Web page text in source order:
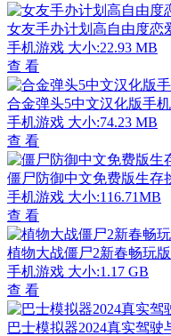
女友手办计划高自由度恋
手机游戏 大小:22.93 MB
查 看
合金弹头5中文汉化版手
手机游戏 大小:74.23 MB
查 看
僵尸防御中文免费版生存
手机游戏 大小:116.71MB
查 看
植物大战僵尸2新春畅玩
手机游戏 大小:1.17 GB
查 看
巴士模拟器2024真实驾驶